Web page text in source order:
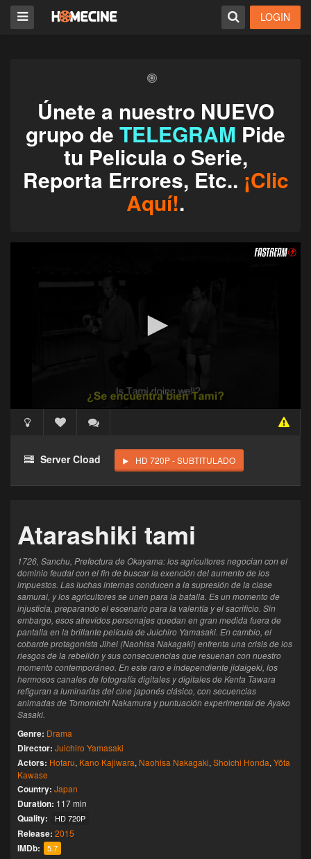
LOGIN
Únete a nuestro NUEVO
grupo de TELEGRAM Pide
tu Pelicula o Serie,
Reporta Errores, Etc.. ¡Clic
Aquí!.
Haz clic 3 veces en el botón para desbloquear este
reproductor
Clics: 0/3
Server Cload HD 720P - SUBTITULADO
Atarashiki tami
1726, Sanchu, Prefectura de Okayama: los agricultores negocian con el
dominio feudal con el fin de buscar la exención del aumento de los
impuestos. Las luchas internas conducen a la supresión de la clase
samurai, y los agricultores se unen para la batalla. Es un momento de
injusticia, preparando el escenario para la valentía y el sacrificio. Sin
embargo, esos atrevidos personajes quedan en gran medida fuera de
pantalla en la brillante película de Juichiro Yamasaki. En cambio, el
cobarde protagonista Jihei (Naohisa Nakagaki) enfrenta una crisis de los
riesgos de la rebelión y sus consecuencias que resuenan con nuestro
momento contemporáneo. En este raro e independiente jidaigeki, los
hermosos canales de fotografía digitales y digitales de Kenta Tawara
refiguran a luminarias del cine japonés clásico, con secuencias
animadas de Tomomichi Nakamura y puntuación experimental de Ayako
Sasaki.
Genre: Drama
Director: Juichiro Yamasaki
Actors: Hotaru, Kano Kajiwara, Naohisa Nakagaki, Shoichi Honda, Yôta
Kawase
Country: Japan
Duration: 117 min
Quality: HD 720P
Release: 2015
IMDb: 5.7